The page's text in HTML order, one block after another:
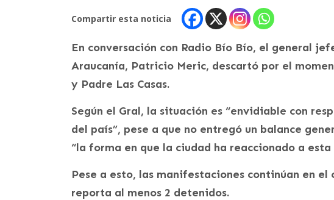
Compartir esta noticia
En conversación con Radio Bío Bío, el general
Araucanía, Patricio Meric, descartó por el
y Padre Las Casas.
Según el Gral, la situación es “envidiable con
del país”, pese a que no entregó un balance
“la forma en que la ciudad ha reaccionado a
Pese a esto, las manifestaciones continúan en el
reporta al menos 2 detenidos.